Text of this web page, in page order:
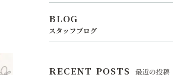
BLOG
スタッフブログ
RECENT POSTS 最近の投稿